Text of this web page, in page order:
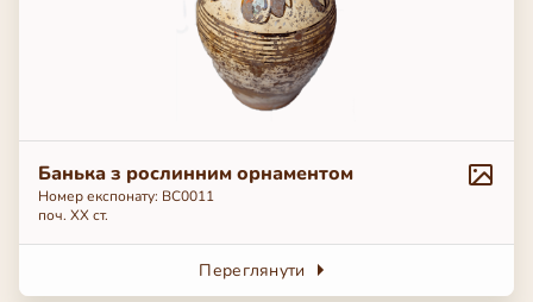
Банька з рослинним орнаментом
Номер експонату: ВС0011
поч. ХХ ст.
Переглянути